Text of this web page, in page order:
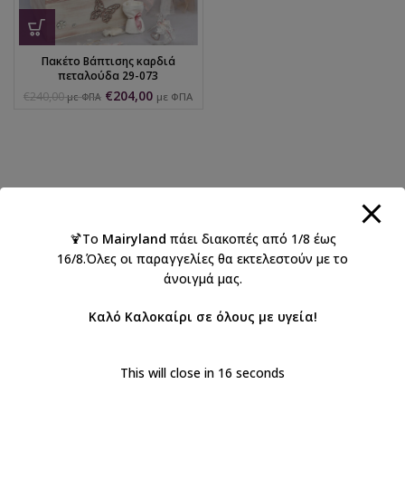
Πακέτο Βάπτισης καρδιά
πεταλούδα 29-073
€240,00 με ΦΠΑ €204,00 με ΦΠΑ
🍹Το Mairyland πάει διακοπές από 1/8 έως
16/8.Όλες οι παραγγελίες θα εκτελεστούν με το
άνοιγμά μας.
Καλό Καλοκαίρι σε όλους με υγεία!
This will close in 16 seconds